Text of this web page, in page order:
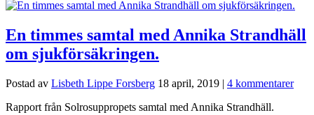
En timmes samtal med Annika Strandhäll
om sjukförsäkringen.
Postad av Lisbeth Lippe Forsberg 18 april, 2019 | 4 kommentarer
Rapport från Solrosuppropets samtal med Annika Strandhäll.